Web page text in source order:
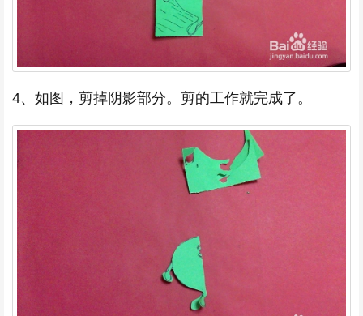
4、如图，剪掉阴影部分。剪的工作就完成了。